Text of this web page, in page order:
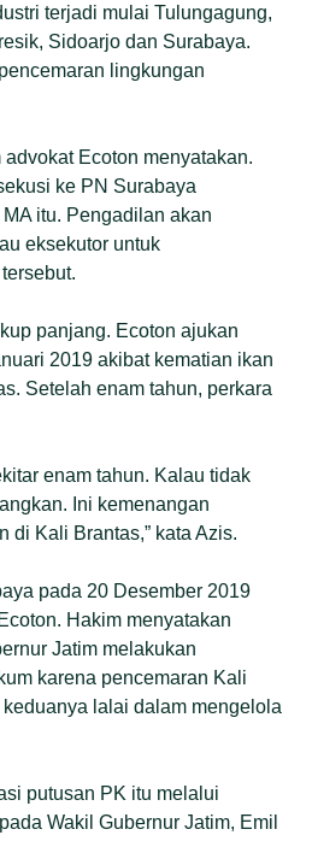
terjadi mulai Tulungagung,
Sidoarjo dan Surabaya.
lingkungan
Ecoton menyatakan.
ke PN Surabaya
itu. Pengadilan akan
eksekutor untuk
panjang. Ecoton ajukan
2019 akibat kematian ikan
Setelah enam tahun, perkara
enam tahun. Kalau tidak
Ini kemenangan
di Kali Brantas,” kata Azis.
pada 20 Desember 2019
Hakim menyatakan
Jatim melakukan
karena pencemaran Kali
lalai dalam mengelola
putusan PK itu melalui
Wakil Gubernur Jatim, Emil